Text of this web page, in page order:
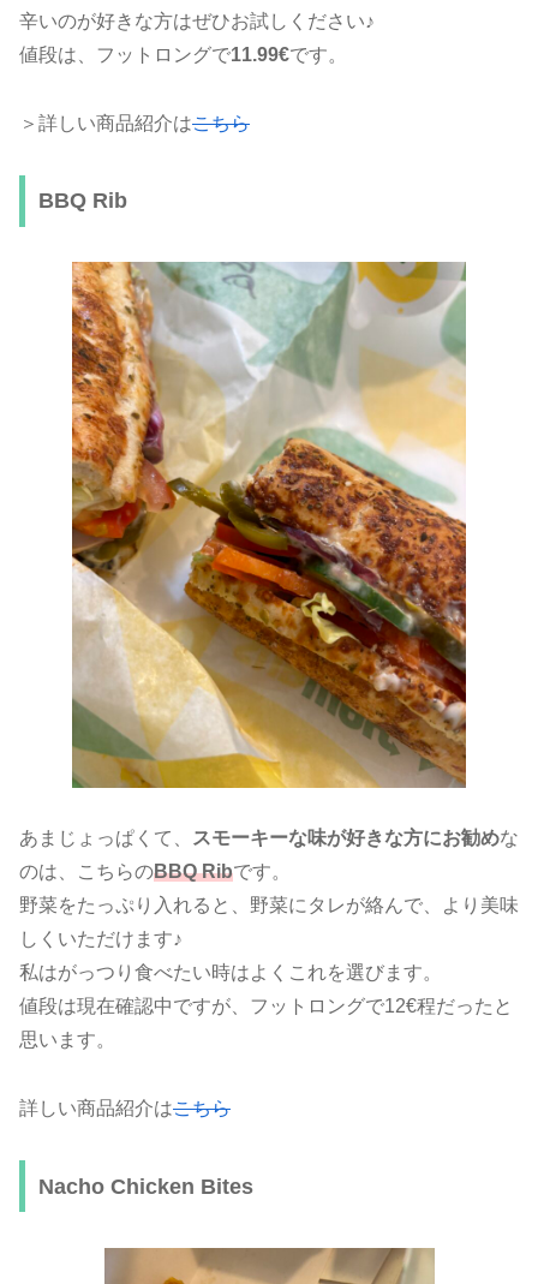
辛いのが好きな方はぜひお試しください♪
値段は、フットロングで11.99€です。
＞詳しい商品紹介はこちら
BBQ Rib
あまじょっぱくて、 スモーキーな味が好きな方にお勧めな
のは、こちらのBBQ Ribです。
野菜をたっぷり入れると、野菜にタレが絡んで、より美味
しくいただけます♪
私はがっつり食べたい時はよくこれを選びます。
値段は現在確認中ですが、フットロングで12€程だったと
思います。
詳しい商品紹介はこちら
Nacho Chicken Bites